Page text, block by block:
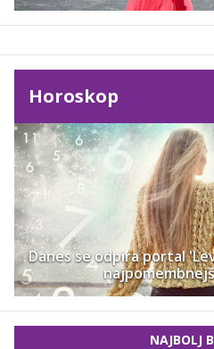
Horoskop
Danes se odpira portal
NAJBOLJ